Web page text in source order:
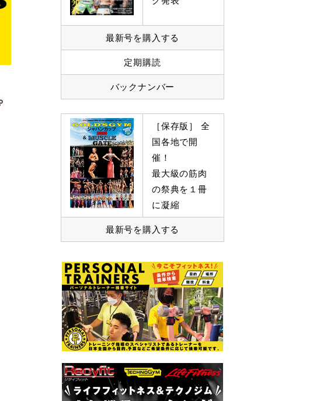
最新号を購入する
定期購読
バックナンバー
［保存版］ 全
国各地で開
催！
最大級の筋肉
の祭典を１冊
に凝縮
最新号を購入する